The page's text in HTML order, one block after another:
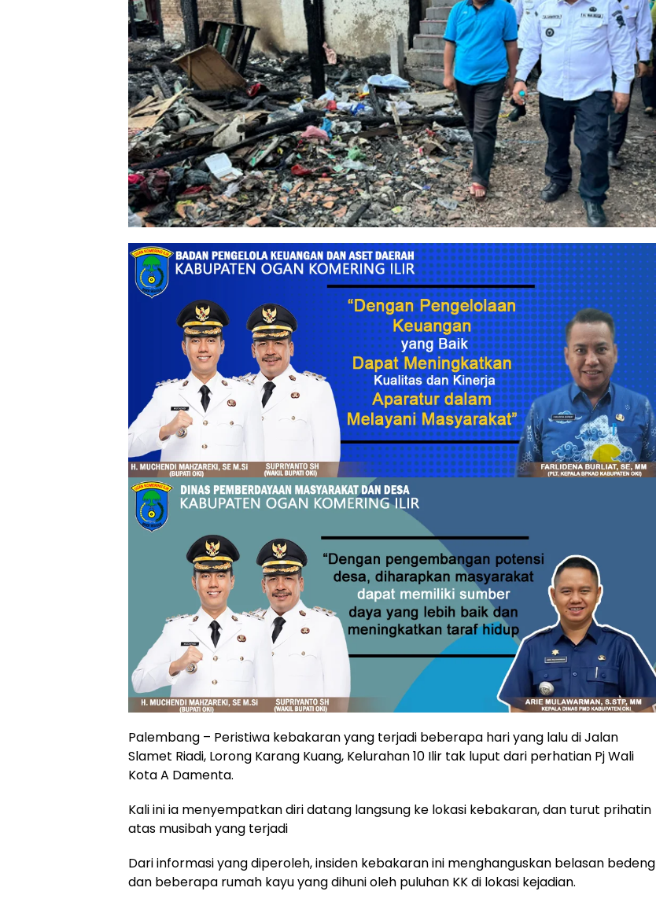
Palembang – Peristiwa kebakaran yang terjadi beberapa hari yang lalu di Jalan
Slamet Riadi, Lorong Karang Kuang, Kelurahan 10 Ilir tak luput dari perhatian Pj Wali
Kota A Damenta.
Kali ini ia menyempatkan diri datang langsung ke lokasi kebakaran, dan turut prihatin
atas musibah yang terjadi
Dari informasi yang diperoleh, insiden kebakaran ini menghanguskan belasan bedeng
dan beberapa rumah kayu yang dihuni oleh puluhan KK di lokasi kejadian.